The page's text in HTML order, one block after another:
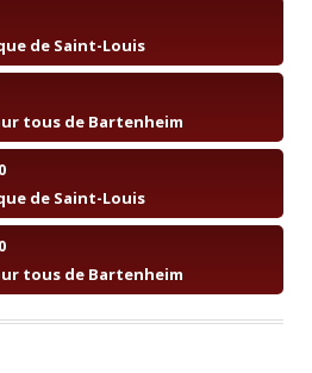
de Saint-Louis
tous de Bartenheim
de Saint-Louis
tous de Bartenheim